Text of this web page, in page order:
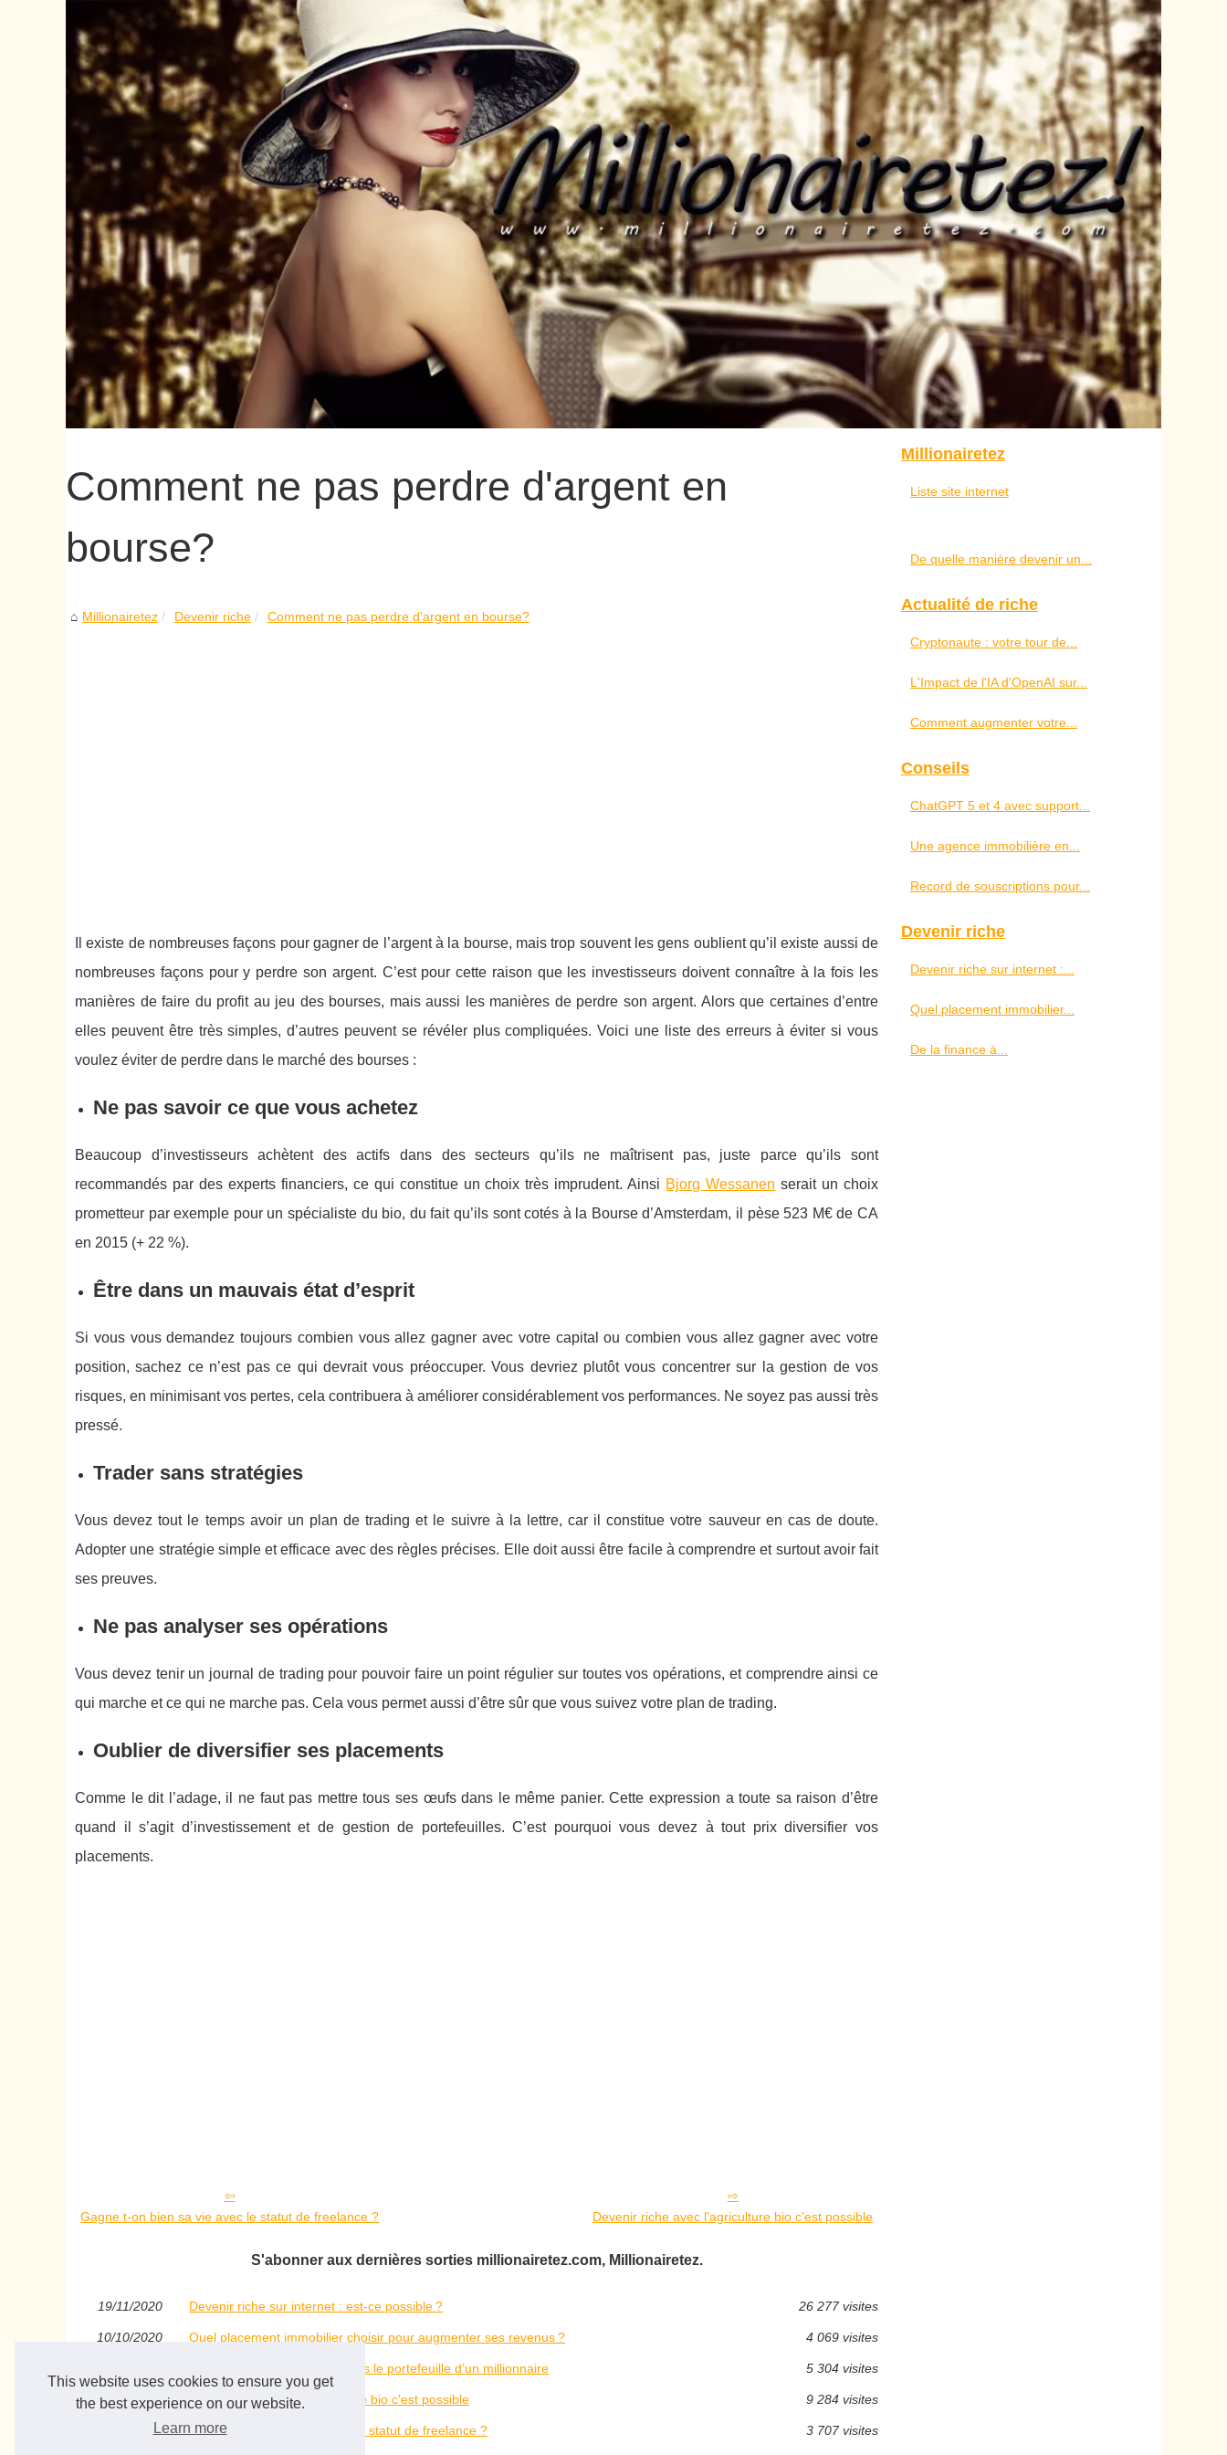
This website uses cookies to ensure you get
the best experience on our website.
Learn more
Comment ne pas perdre d'argent en
bourse?
Millionairetez Devenir riche Comment ne pas perdre d'argent en bourse?
Il existe de nombreuses façons pour gagner de l’argent à la bourse, mais trop souvent les gens oublient qu’il existe aussi de
nombreuses façons pour y perdre son argent. C’est pour cette raison que les investisseurs doivent connaître à la fois les
manières de faire du profit au jeu des bourses, mais aussi les manières de perdre son argent. Alors que certaines d’entre
elles peuvent être très simples, d’autres peuvent se révéler plus compliquées. Voici une liste des erreurs à éviter si vous
voulez éviter de perdre dans le marché des bourses :
Ne pas savoir ce que vous achetez
Beaucoup d’investisseurs achètent des actifs dans des secteurs qu’ils ne maîtrisent pas, juste parce qu’ils sont
recommandés par des experts financiers, ce qui constitue un choix très imprudent. Ainsi Bjorg Wessanen serait un choix
prometteur par exemple pour un spécialiste du bio, du fait qu’ils sont cotés à la Bourse d’Amsterdam, il pèse 523 M€ de CA
en 2015 (+ 22 %).
Être dans un mauvais état d’esprit
Si vous vous demandez toujours combien vous allez gagner avec votre capital ou combien vous allez gagner avec votre
position, sachez ce n’est pas ce qui devrait vous préoccuper. Vous devriez plutôt vous concentrer sur la gestion de vos
risques, en minimisant vos pertes, cela contribuera à améliorer considérablement vos performances. Ne soyez pas aussi très
pressé.
Trader sans stratégies
Vous devez tout le temps avoir un plan de trading et le suivre à la lettre, car il constitue votre sauveur en cas de doute.
Adopter une stratégie simple et efficace avec des règles précises. Elle doit aussi être facile à comprendre et surtout avoir fait
ses preuves.
Ne pas analyser ses opérations
Vous devez tenir un journal de trading pour pouvoir faire un point régulier sur toutes vos opérations, et comprendre ainsi ce
qui marche et ce qui ne marche pas. Cela vous permet aussi d’être sûr que vous suivez votre plan de trading.
Oublier de diversifier ses placements
Comme le dit l’adage, il ne faut pas mettre tous ses œufs dans le même panier. Cette expression a toute sa raison d’être
quand il s’agit d’investissement et de gestion de portefeuilles. C’est pourquoi vous devez à tout prix diversifier vos
placements.
Gagne t-on bien sa vie avec le statut de freelance ? Devenir riche avec l'agriculture bio c'est possible
S'abonner aux dernières sorties millionairetez.com, Millionairetez.
19/11/2020 Devenir riche sur internet : est-ce possible ? 26 277 visites
10/10/2020 Quel placement immobilier choisir pour augmenter ses revenus ? 4 069 visites
De la finance à l’immédiat dans le portefeuille d’un millionnaire 5 304 visites
26/10/2017 Devenir riche avec l'agriculture bio c'est possible 9 284 visites
14/10/2016 Gagne t-on bien sa vie avec le statut de freelance ? 3 707 visites
Millionairetez
Liste site internet
De quelle manière devenir un...
Actualité de riche
Cryptonaute : votre tour de...
L'Impact de l'IA d'OpenAI sur...
Comment augmenter votre...
Conseils
ChatGPT 5 et 4 avec support...
Une agence immobilière en...
Record de souscriptions pour...
Devenir riche
Devenir riche sur internet :...
Quel placement immobilier...
De la finance à...